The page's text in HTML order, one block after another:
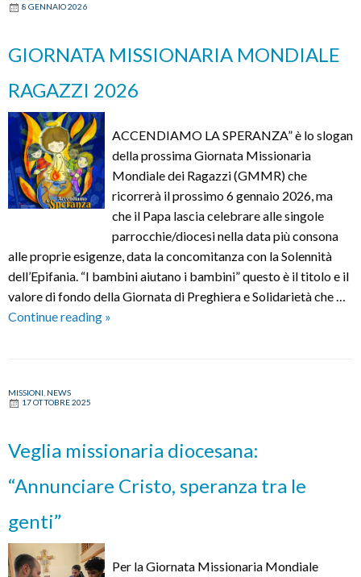
8 GENNAIO 2026
GIORNATA MISSIONARIA MONDIALE
RAGAZZI 2026
ACCENDIAMO LA SPERANZA” è lo slogan
della prossima Giornata Missionaria
Mondiale dei Ragazzi (GMMR) che
ricorrerà il prossimo 6 gennaio 2026, ma
che il Papa lascia celebrare alle singole
parrocchie/diocesi nella data più consona
alle proprie esigenze, data la concomitanza con la Solennità
dell’Epifania. “I bambini aiutano i bambini” questo è il titolo e il
valore di fondo della Giornata di Preghiera e Solidarietà che …
Continue reading GIORNATA
»
MISSIONI NEWS
17 OTTOBRE 2025
Veglia missionaria diocesana:
“Annunciare Cristo, speranza tra le
genti”
Per la Giornata Missionaria Mondiale